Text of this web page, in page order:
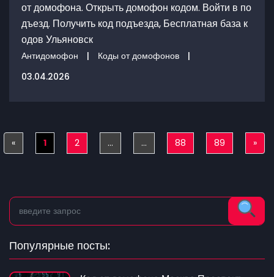
от домофона. Открыть домофон кодом. Войти в по
дъезд. Получить код подъезда, Бесплатная база к
одов Ульяновск
Антидомофон | Коды от домофонов
|
03.04.2026
«Previous
1 2 ... ... 88 89 »
Популярные посты: